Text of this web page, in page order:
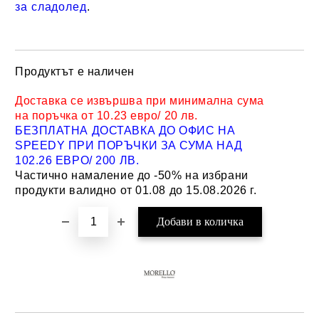
за сладолед.
Продуктът е наличен
Доставка се извършва при минимална сума
на поръчка от 10.23 евро/ 20 лв.
БЕЗПЛАТНА ДОСТАВКА ДО ОФИС НА
SPEEDY ПРИ ПОРЪЧКИ ЗА СУМА НАД
102.26 ЕВРО/ 200 ЛВ.
Частично намаление до -50% на избрани
продукти валидно от 01.08 до 15.08.2026 г.